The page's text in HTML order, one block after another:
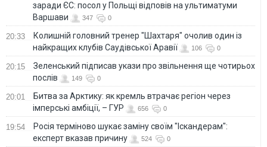
заради ЄС: посол у Польщі відповів на ультиматуми
Варшави
347 0
20:33
Колишній головний тренер "Шахтаря" очолив один із
найкращих клубів Саудівської Аравії
106 0
20:15
Зеленський підписав укази про звільнення ще чотирьох
послів
149 0
20:01
Битва за Арктику: як кремль втрачає регіон через
імперські амбіції, – ГУР
656 0
19:54
Росія терміново шукає заміну своїм "Іскандерам":
експерт вказав причину
524 0